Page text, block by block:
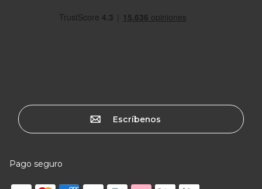
Escríbenos
Pago seguro